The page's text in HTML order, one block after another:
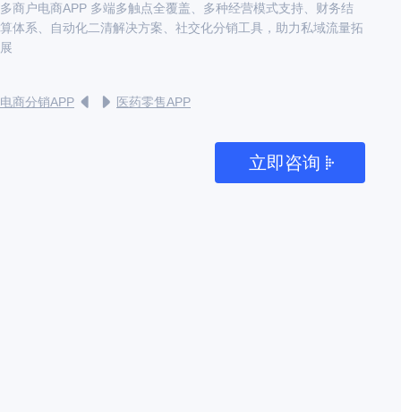
多商户电商APP 多端多触点全覆盖、多种经营模式支持、财务结
算体系、自动化二清解决方案、社交化分销工具，助力私域流量拓
展
电商分销APP 医药零售APP
立即咨询